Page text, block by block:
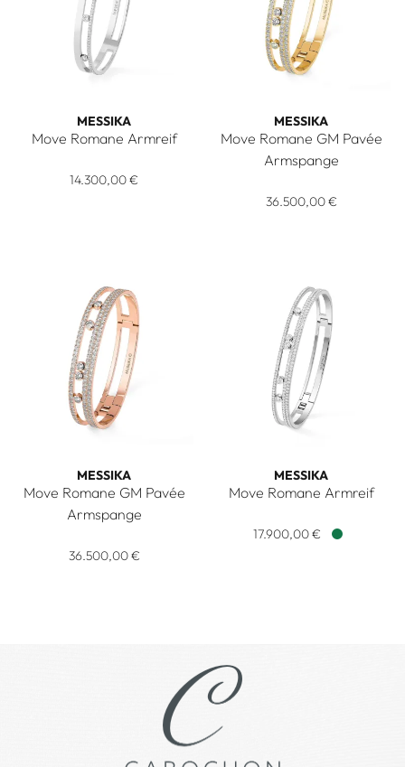
MESSIKA
Move Romane Armreif
Messika Move Romane Armreif, Ref: 06514-WG, Preis:
14.300,00 €
MESSIKA
Move Romane GM Pavée
Armspange
36.500,00 €
MESSIKA
Move Romane GM Pavée
Armspange
Messika Move Romane GM Pavée Armspange, Ref:
36.500,00 €
MESSIKA
Move Romane Armreif
17.900,00 €